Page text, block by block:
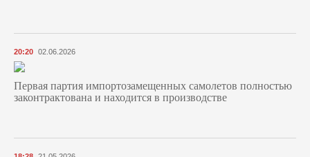
20:20 02.06.2026
Первая партия импортозамещенных самолетов полностью
законтрактована и находится в производстве